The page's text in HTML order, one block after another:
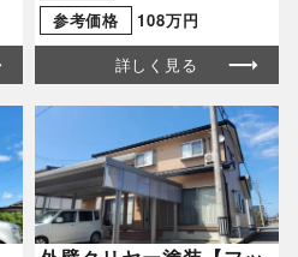
参考価格
108万円
詳しく見る